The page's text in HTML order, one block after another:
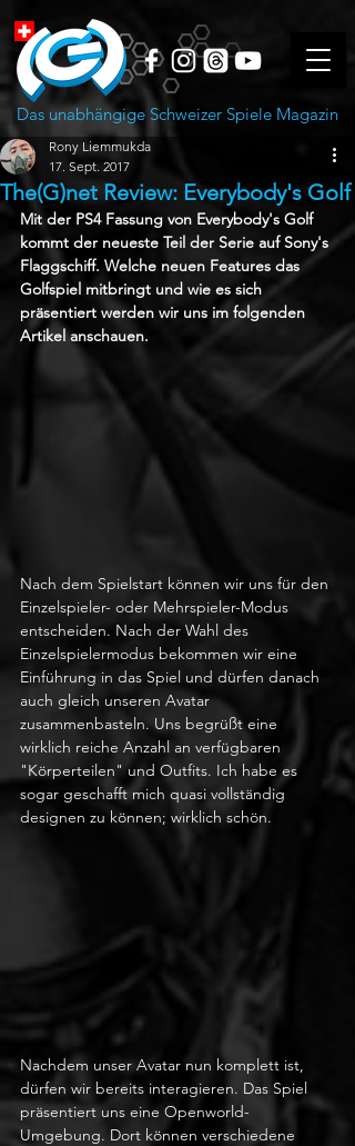
Das unabhängige Schweizer Spiele Magazin
The(G)net Review: Everybody's Golf
Rony Liemmukda
17. Sept. 2017
Mit der PS4 Fassung von Everybody's Golf
kommt der neueste Teil der Serie auf Sony's
Flaggschiff. Welche neuen Features das
Golfspiel mitbringt und wie es sich
präsentiert werden wir uns im folgenden
Artikel anschauen.
Nach dem Spielstart können wir uns für den
Einzelspieler- oder Mehrspieler-Modus
entscheiden. Nach der Wahl des
Einzelspielermodus bekommen wir eine
Einführung in das Spiel und dürfen danach
auch gleich unseren Avatar
zusammenbasteln. Uns begrüßt eine
wirklich reiche Anzahl an verfügbaren
"Körperteilen" und Outfits. Ich habe es
sogar geschafft mich quasi vollständig
designen zu können; wirklich schön.
Nachdem unser Avatar nun komplett ist,
dürfen wir bereits interagieren. Das Spiel
präsentiert uns eine Openworld-
Umgebung. Dort können verschiedene